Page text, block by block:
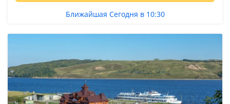
Ближайшая Сегодня в 10:30